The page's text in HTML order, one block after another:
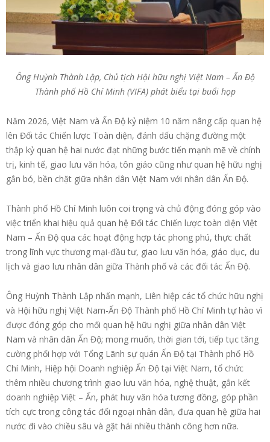
Ông Huỳnh Thành Lập, Chủ tịch Hội hữu nghị Việt Nam – Ấn Độ
Thành phố Hồ Chí Minh (VIFA) phát biểu tại buổi họp
Năm 2026, Việt Nam và Ấn Độ kỷ niệm 10 năm nâng cấp quan hệ
lên Đối tác Chiến lược Toàn diện, đánh dấu chặng đường một
thập kỷ quan hệ hai nước đạt những bước tiến mạnh mẽ về chính
trị, kinh tế, giao lưu văn hóa, tôn giáo cũng như quan hệ hữu nghị
gắn bó, bền chặt giữa nhân dân Việt Nam với nhân dân Ấn Độ.
Thành phố Hồ Chí Minh luôn coi trọng và chủ động đóng góp vào
việc triển khai hiệu quả quan hệ Đối tác Chiến lược toàn diện Việt
Nam – Ấn Độ qua các hoạt động hợp tác phong phú, thực chất
trong lĩnh vực thương mại-đầu tư, giao lưu văn hóa, giáo dục, du
lịch và giao lưu nhân dân giữa Thành phố và các đối tác Ấn Độ.
Ông Huỳnh Thành Lập nhấn mạnh, Liên hiệp các tổ chức hữu nghị
và Hội hữu nghị Việt Nam-Ấn Độ Thành phố Hồ Chí Minh tự hào vì
được đóng góp cho mối quan hệ hữu nghị giữa nhân dân Việt
Nam và nhân dân Ấn Độ; mong muốn, thời gian tới, tiếp tục tăng
cường phối hợp với Tổng Lãnh sự quán Ấn Độ tại Thành phố Hồ
Chí Minh, Hiệp hội Doanh nghiệp Ấn Độ tại Việt Nam, tổ chức
thêm nhiều chương trình giao lưu văn hóa, nghệ thuật, gắn kết
doanh nghiệp Việt – Ấn, phát huy văn hóa tương đồng, góp phần
tích cực trong công tác đối ngoại nhân dân, đưa quan hệ giữa hai
nước đi vào chiều sâu và gặt hái nhiều thành công hơn nữa.